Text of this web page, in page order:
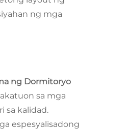
ng mga
ng Dormitoryo
sa mga
sa kalidad.
espesyalisadong